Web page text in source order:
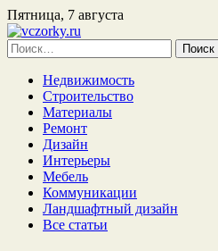
Пятница, 7 августа
Найти:
Недвижимость
Строительство
Материалы
Ремонт
Дизайн
Интерьеры
Мебель
Коммуникации
Ландшафтный дизайн
Все статьи